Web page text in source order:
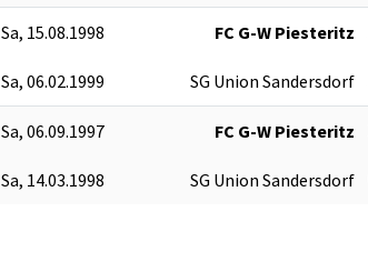
Sa, 15.08.1998 FC G-W Piesteritz
Sa, 06.02.1999 SG Union Sandersdorf
Sa, 06.09.1997 FC G-W Piesteritz
Sa, 14.03.1998 SG Union Sandersdorf